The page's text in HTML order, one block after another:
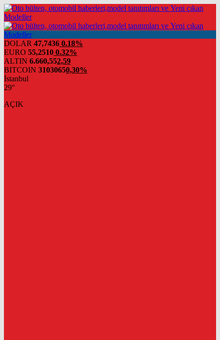
DOLAR 47,7436 0.18%
EURO 55,2510 0.32%
ALTIN 6.660,552,59
BITCOIN 31030650,30%
İstanbul
29°
AÇIK